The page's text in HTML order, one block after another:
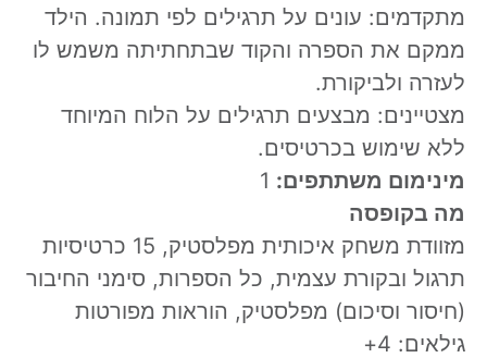
מתקדמים: עונים על תרגילים לפי תמונה. הילד
ממקם את הספרה והקוד שבתחתיתה משמש לו
לעזרה ולביקורת.
מצטיינים: מבצעים תרגילים על הלוח המיוחד
ללא שימוש בכרטיסים.
מינימום משתתפים:
מה בקופסה
מזוודת משחק איכותית מפלסטיק, 15 כרטיסיות
תרגול ובקורת עצמית, כל הספרות, סימני החיבור
(חיסור וסיכום) מפלסטיק, הוראות מפורטות
גילאים: 4+